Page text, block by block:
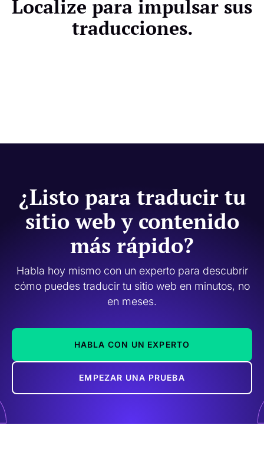
Localize para impulsar sus
traducciones.
¿Listo para traducir tu
sitio web y contenido
más rápido?
Habla hoy mismo con un experto para descubrir
cómo puedes traducir tu sitio web en minutos, no
en meses.
HABLA CON UN EXPERTO
EMPEZAR UNA PRUEBA